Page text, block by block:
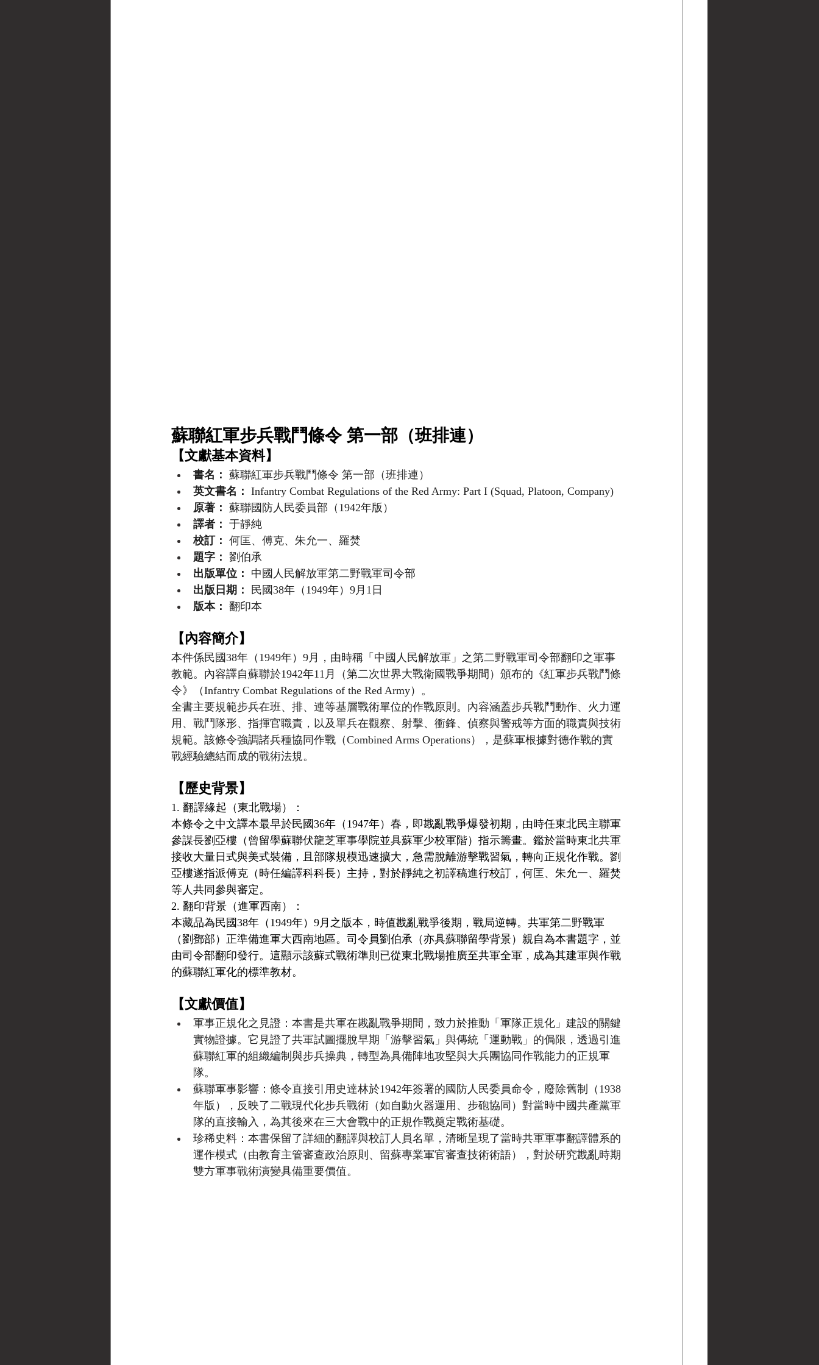
蘇聯紅軍步兵戰鬥條令 第一部（班排連）
【文獻基本資料】
書名： 蘇聯紅軍步兵戰鬥條令 第一部（班排連）
英文書名： Infantry Combat Regulations of the Red Army: Part I (Squad, Platoon, Company)
原著： 蘇聯國防人民委員部（1942年版）
譯者： 于靜純
校訂： 何匡、傅克、朱允一、羅焚
題字： 劉伯承
出版單位：
中國人民解放軍第二野戰軍司令部
出版日期：
民國38年（1949年）9月1日
版本： 翻印本
【內容簡介】
本件係民國38年（1949年）9月，由時稱「中國人民解放軍」之第二野戰軍司令部翻印之軍事
教範。內容譯自蘇聯於1942年11月（第二次世界大戰衛國戰爭期間）頒布的《紅軍步兵戰鬥條
令》（Infantry Combat Regulations of the Red Army）。
全書主要規範步兵在班、排、連等基層戰術單位的作戰原則。內容涵蓋步兵戰鬥動作、火力運
用、戰鬥隊形、指揮官職責，以及單兵在觀察、射擊、衝鋒、偵察與警戒等方面的職責與技術
規範。該條令強調諸兵種協同作戰（Combined Arms Operations），是蘇軍根據對德作戰的實
戰經驗總結而成的戰術法規。
【歷史背景】
1. 翻譯緣起（東北戰場）：
本條令之中文譯本最早於民國36年（1947年）春，即戡亂戰爭爆發初期，由時任東北民主聯軍
參謀長劉亞樓（曾留學蘇聯伏龍芝軍事學院並具蘇軍少校軍階）指示籌畫。鑑於當時東北共軍
接收大量日式與美式裝備，且部隊規模迅速擴大，急需脫離游擊戰習氣，轉向正規化作戰。劉
亞樓遂指派傅克（時任編譯科科長）主持，對於靜純之初譯稿進行校訂，何匡、朱允一、羅焚
等人共同參與審定。
2. 翻印背景（進軍西南）：
本藏品為民國38年（1949年）9月之版本，時值戡亂戰爭後期，戰局逆轉。共軍第二野戰軍
（劉鄧部）正準備進軍大西南地區。司令員劉伯承（亦具蘇聯留學背景）親自為本書題字，並
由司令部翻印發行。這顯示該蘇式戰術準則已從東北戰場推廣至共軍全軍，成為其建軍與作戰
的蘇聯紅軍化的標準教材。
【文獻價值】
軍事正規化之見證：本書是共軍在戡亂戰爭期間，致力於推動「軍隊正規化」建設的關鍵
實物證據。它見證了共軍試圖擺脫早期「游擊習氣」與傳統「運動戰」的侷限，透過引進
蘇聯紅軍的組織編制與步兵操典，轉型為具備陣地攻堅與大兵團協同作戰能力的正規軍
隊。
蘇聯軍事影響：條令直接引用史達林於1942年簽署的國防人民委員命令，廢除舊制（1938
年版），反映了二戰現代化步兵戰術（如自動火器運用、步砲協同）對當時中國共產黨軍
隊的直接輸入，為其後來在三大會戰中的正規作戰奠定戰術基礎。
珍稀史料：本書保留了詳細的翻譯與校訂人員名單，清晰呈現了當時共軍軍事翻譯體系的
運作模式（由教育主管審查政治原則、留蘇專業軍官審查技術術語），對於研究戡亂時期
雙方軍事戰術演變具備重要價值。